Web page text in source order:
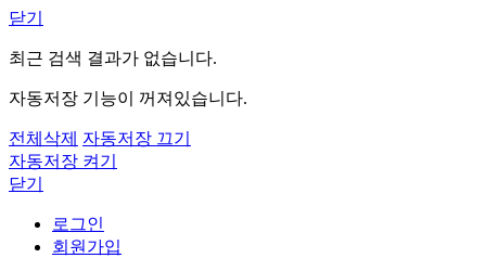
닫기
최근 검색 결과가 없습니다.
자동저장 기능이 꺼져있습니다.
전체삭제 자동저장 끄기
자동저장 켜기
닫기
로그인
회원가입